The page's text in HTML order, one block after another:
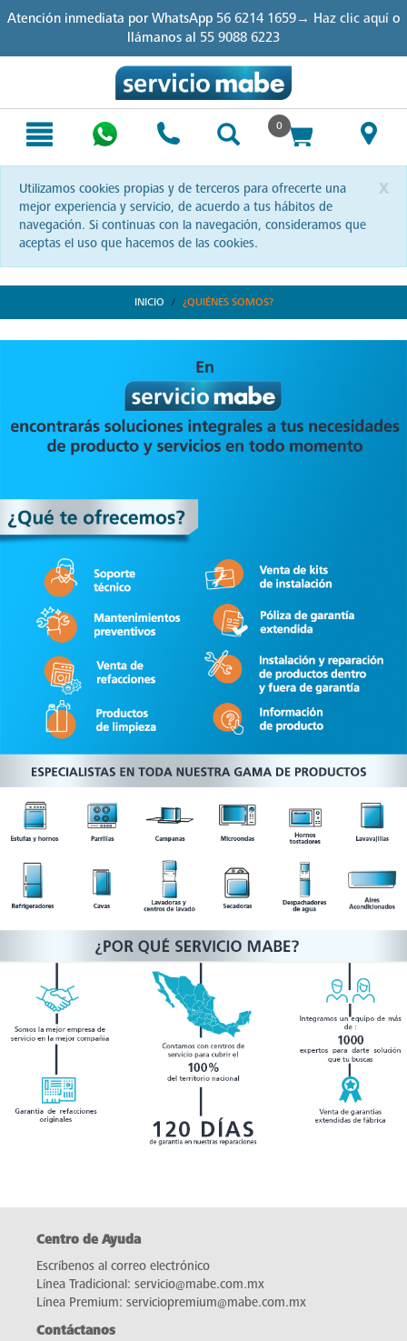
to
to
Atención inmediata por WhatsApp 56 6214 1659→ Haz clic aquío
llámanos al 55 9088 6223
0
x
Utilizamos cookies propias y de terceros para ofrecerte una
mejor experiencia y servicio, de acuerdo a tus hábitos de
navegación. Si continuas con la navegación, consideramos que
aceptas el uso que hacemos de las cookies.
INICIO ¿QUIÉNES SOMOS?
Centro de Ayuda
Escríbenos al correo electrónico
Línea Tradicional: servicio@mabe.com.mx
Línea Premium: serviciopremium@mabe.com.mx
Contáctanos